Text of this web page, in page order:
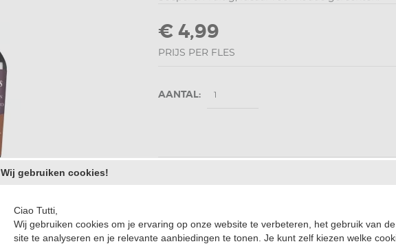
€ 4,99
PRIJS PER FLES
AANTAL:
Mail Whatsapp Facebook
Wij gebruiken cookies!
Ciao Tutti,
Wij gebruiken cookies om je ervaring op onze website te verbeteren, het gebruik van de
site te analyseren en je relevante aanbiedingen te tonen. Je kunt zelf kiezen welke